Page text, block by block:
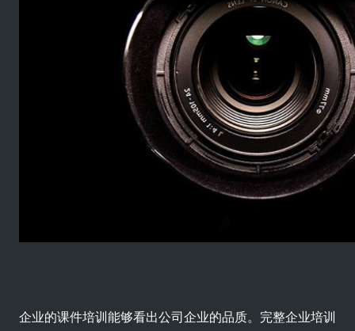
企业的课件培训能够看出公司企业的品质。完整企业培训